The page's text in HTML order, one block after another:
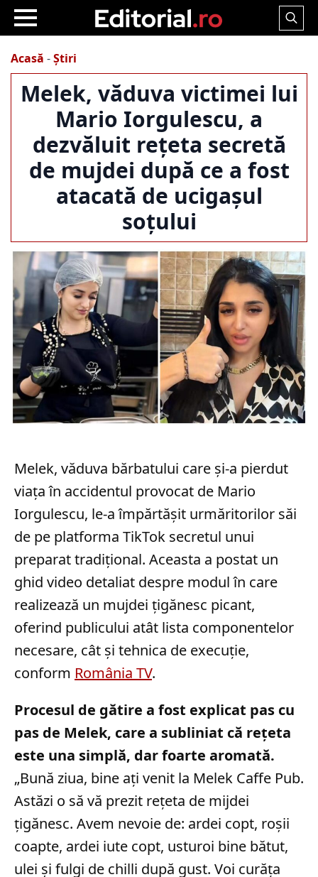
Search
Acasă -Știri
Melek, văduva victimei lui
Mario Iorgulescu, a
dezvăluit rețeta secretă
de mujdei după ce a fost
atacată de ucigașul
soțului
Melek, văduva bărbatului care și-a pierdut
viața în accidentul provocat de Mario
Iorgulescu, le-a împărtășit urmăritorilor săi
de pe platforma TikTok secretul unui
preparat tradițional. Aceasta a postat un
ghid video detaliat despre modul în care
realizează un mujdei țigănesc picant,
oferind publicului atât lista componentelor
necesare, cât și tehnica de execuție,
conform România TV.
Procesul de gătire a fost explicat pas cu
pas de Melek, care a subliniat că rețeta
este una simplă, dar foarte aromată.
„Bună ziua, bine ați venit la Melek Caffe Pub.
Astăzi o să vă prezit rețeta de mijdei
țigănesc. Avem nevoie de: ardei copt, roșii
coapte, ardei iute copt, usturoi bine bătut,
ulei și fulgi de chilli după gust. Voi curăța